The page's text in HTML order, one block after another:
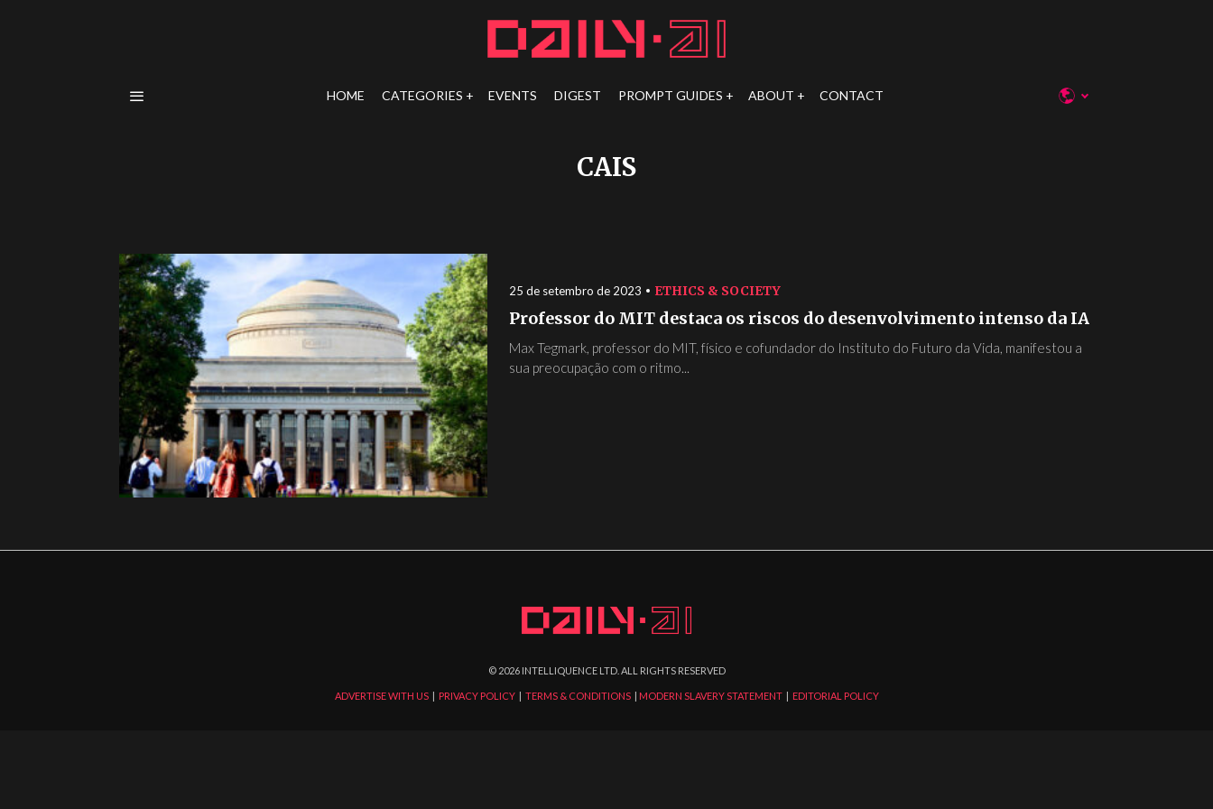
HOME CATEGORIES EVENTS DIGEST PROMPT GUIDES ABOUT CONTACT
CAIS
25 de setembro de 2023 ETHICS & SOCIETY
Professor do MIT destaca os riscos do desenvolvimento intenso da IA
Max Tegmark, professor do MIT, físico e cofundador do Instituto do Futuro da Vida, manifestou a
sua preocupação com o ritmo...
© 2026INTELLIQUENCE LTD. ALL RIGHTS RESERVED
ADVERTISE WITH US| PRIVACY POLICY| TERMS & CONDITIONS| MODERN SLAVERY STATEMENT| EDITORIAL POLICY